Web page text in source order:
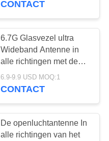
CONTACT
6.7G Glasvezel ultra
Wideband Antenne in
alle richtingen met de
Mannelijke Schakelaar
van N
6.9-9.9 USD MOQ:1
CONTACT
De openluchtantenne In
alle richtingen van het